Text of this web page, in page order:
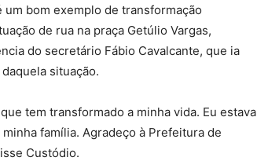
bom exemplo de transformação
de rua na praça Getúlio Vargas,
do secretário Fábio Cavalcante, que ia
situação.
tem transformado a minha vida. Eu estava
família. Agradeço à Prefeitura de
Custódio.